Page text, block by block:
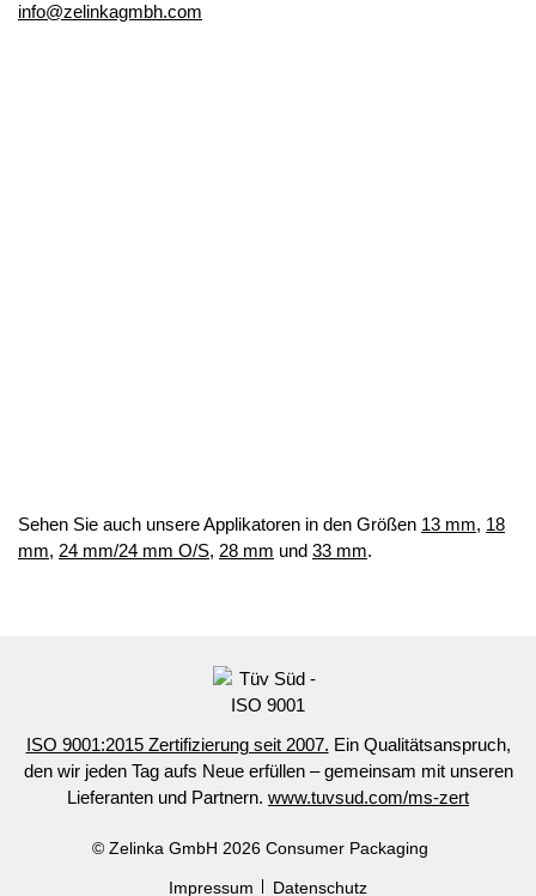
info@zelinkagmbh.com
Sehen Sie auch unsere Applikatoren in den Größen 13 mm, 18
mm, 24 mm/24 mm O/S, 28 mm und 33 mm.
ISO 9001:2015 Zertifizierung seit 2007. Ein Qualitätsanspruch,
den wir jeden Tag aufs Neue erfüllen – gemeinsam mit unseren
Lieferanten und Partnern. www.tuvsud.com/ms-zert
© Zelinka GmbH 2026 Consumer Packaging
Impressum Datenschutz